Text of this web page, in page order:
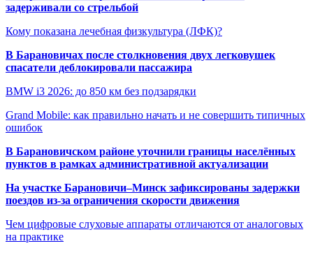
задерживали со стрельбой
Кому показана лечебная физкультура (ЛФК)?
В Барановичах после столкновения двух легковушек
спасатели деблокировали пассажира
BMW i3 2026: до 850 км без подзарядки
Grand Mobile: как правильно начать и не совершить типичных
ошибок
В Барановичском районе уточнили границы населённых
пунктов в рамках административной актуализации
На участке Барановичи–Минск зафиксированы задержки
поездов из-за ограничения скорости движения
Чем цифровые слуховые аппараты отличаются от аналоговых
на практике